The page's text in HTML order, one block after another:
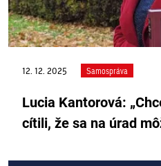
12. 12. 2025 Samospráva
Lucia Kantorová:
cítili, že sa na úrad